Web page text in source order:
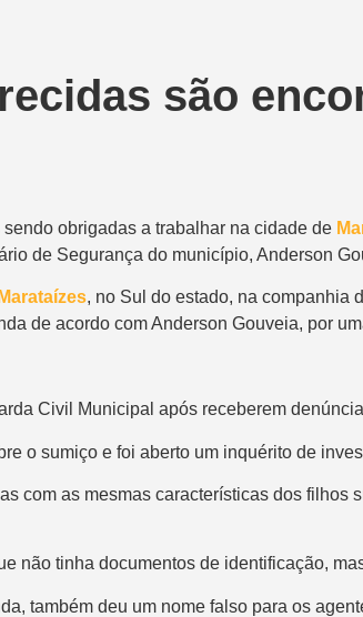
são
obrigadas a trabalhar na cidade de
de Segurança do município, Anderson
Marataízes, no Sul do estado, na companhia
de acordo com Anderson Gouveia, por
Civil Municipal após receberem
o sumiço e foi aberto um inquérito de
com as mesmas características dos filhos
não tinha documentos de identificação,
também deu um nome falso para os